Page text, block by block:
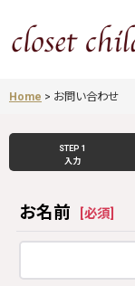
Home > お問い合わせ
STEP 1
入力
お名前 必須